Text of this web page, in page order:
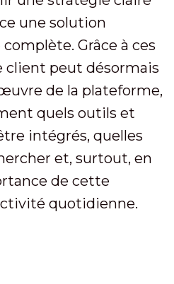
une solution
Grâce à ces
client peut désormais
de la plateforme,
quels outils et
intégrés, quelles
et, surtout, en
de cette
quotidienne.